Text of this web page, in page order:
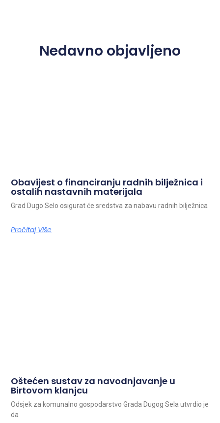
Nedavno objavljeno
Obavijest o financiranju radnih bilježnica i
ostalih nastavnih materijala
Grad Dugo Selo osigurat će sredstva za nabavu radnih bilježnica
Pročitaj Više
Oštećen sustav za navodnjavanje u
Birtovom klanjcu
Odsjek za komunalno gospodarstvo Grada Dugog Sela utvrdio je
da